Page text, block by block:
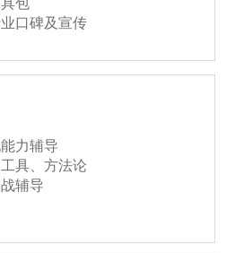
包
口碑及宣传
力辅导
具、方法论
辅导